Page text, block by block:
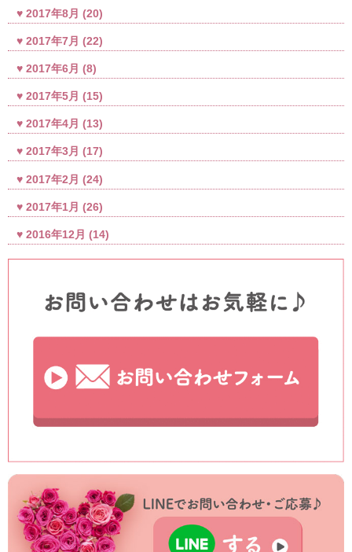
2017年8月 (20)
2017年7月 (22)
2017年6月 (8)
2017年5月 (15)
2017年4月 (13)
2017年3月 (17)
2017年2月 (24)
2017年1月 (26)
2016年12月 (14)